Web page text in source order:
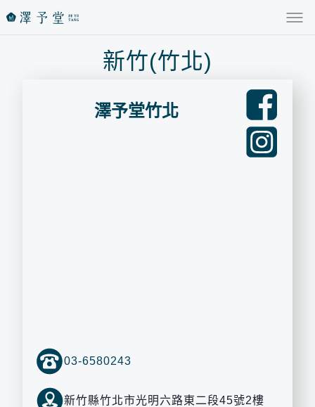
新竹(竹北)
澤予堂竹北
03-6580243
新竹縣竹北市光明六路東二段45號2樓